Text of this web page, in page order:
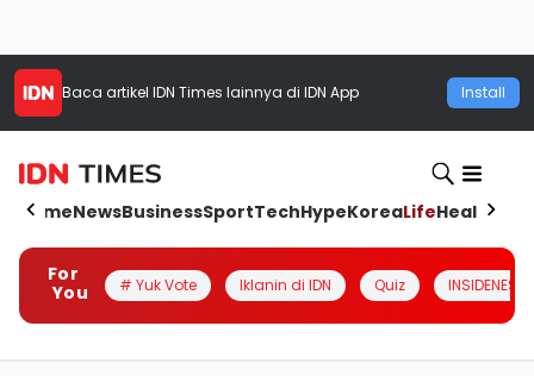
Baca artikel IDN Times lainnya di IDN App Install
HomeNewsBusinessSportTechHypeKoreaLifeHealth
For
You
# Yuk Vote Iklanin di IDN Quiz INSIDENESIA